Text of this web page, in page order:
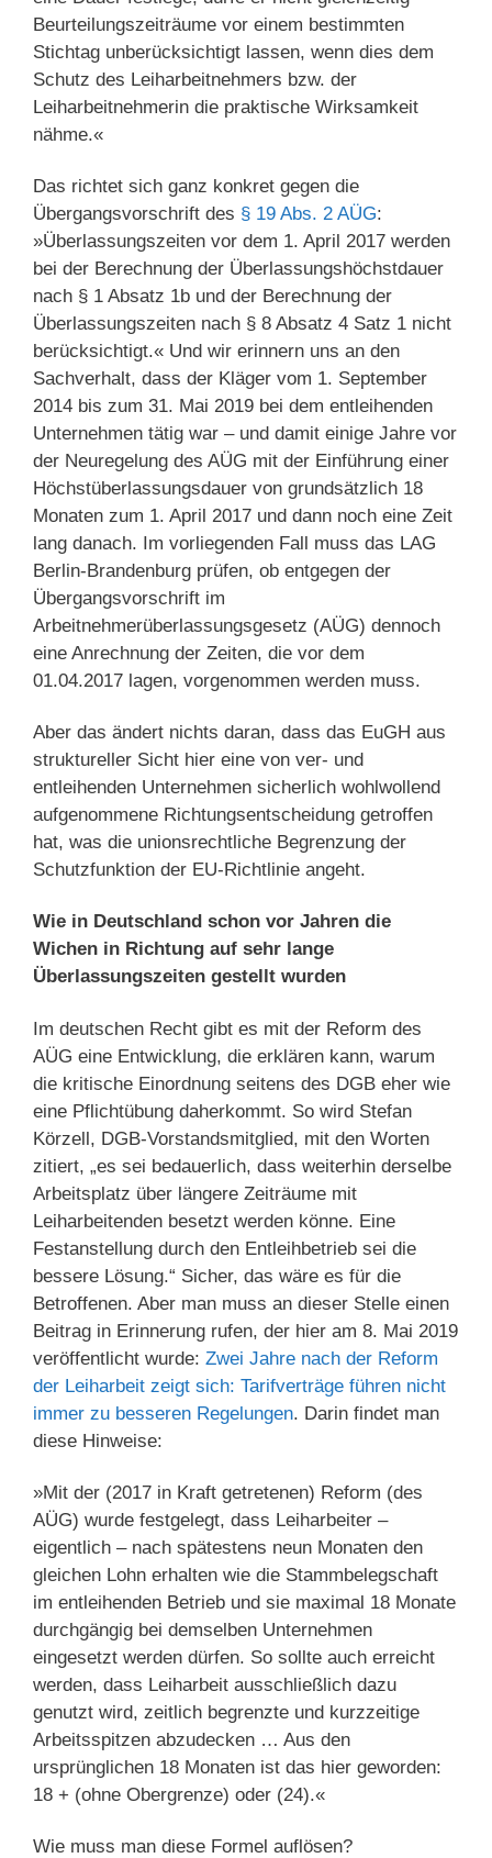
Beurteilungszeiträume vor einem bestimmten
Stichtag unberücksichtigt lassen, wenn dies dem
Schutz des Leiharbeitnehmers bzw. der
Leiharbeitnehmerin die praktische Wirksamkeit
nähme.«
Das richtet sich ganz konkret gegen die
Übergangsvorschrift des § 19 Abs. 2 AÜG:
»Überlassungszeiten vor dem 1. April 2017 werden
bei der Berechnung der Überlassungshöchstdauer
nach § 1 Absatz 1b und der Berechnung der
Überlassungszeiten nach § 8 Absatz 4 Satz 1 nicht
berücksichtigt.« Und wir erinnern uns an den
Sachverhalt, dass der Kläger vom 1. September
2014 bis zum 31. Mai 2019 bei dem entleihenden
Unternehmen tätig war – und damit einige Jahre vor
der Neuregelung des AÜG mit der Einführung einer
Höchstüberlassungsdauer von grundsätzlich 18
Monaten zum 1. April 2017 und dann noch eine Zeit
lang danach. Im vorliegenden Fall muss das LAG
Berlin-Brandenburg prüfen, ob entgegen der
Übergangsvorschrift im
Arbeitnehmerüberlassungsgesetz (AÜG) dennoch
eine Anrechnung der Zeiten, die vor dem
01.04.2017 lagen, vorgenommen werden muss.
Aber das ändert nichts daran, dass das EuGH aus
struktureller Sicht hier eine von ver- und
entleihenden Unternehmen sicherlich wohlwollend
aufgenommene Richtungsentscheidung getroffen
hat, was die unionsrechtliche Begrenzung der
Schutzfunktion der EU-Richtlinie angeht.
Wie in Deutschland schon vor Jahren die
Wichen in Richtung auf sehr lange
Überlassungszeiten gestellt wurden
Im deutschen Recht gibt es mit der Reform des
AÜG eine Entwicklung, die erklären kann, warum
die kritische Einordnung seitens des DGB eher wie
eine Pflichtübung daherkommt. So wird Stefan
Körzell, DGB-Vorstandsmitglied, mit den Worten
zitiert, „es sei bedauerlich, dass weiterhin derselbe
Arbeitsplatz über längere Zeiträume mit
Leiharbeitenden besetzt werden könne. Eine
Festanstellung durch den Entleihbetrieb sei die
bessere Lösung.“ Sicher, das wäre es für die
Betroffenen. Aber man muss an dieser Stelle einen
Beitrag in Erinnerung rufen, der hier am 8. Mai 2019
veröffentlicht wurde: Zwei Jahre nach der Reform
der Leiharbeit zeigt sich: Tarifverträge führen nicht
immer zu besseren Regelungen. Darin findet man
diese Hinweise:
»Mit der (2017 in Kraft getretenen) Reform (des
AÜG) wurde festgelegt, dass Leiharbeiter –
eigentlich – nach spätestens neun Monaten den
gleichen Lohn erhalten wie die Stammbelegschaft
im entleihenden Betrieb und sie maximal 18 Monate
durchgängig bei demselben Unternehmen
eingesetzt werden dürfen. So sollte auch erreicht
werden, dass Leiharbeit ausschließlich dazu
genutzt wird, zeitlich begrenzte und kurzzeitige
Arbeitsspitzen abzudecken … Aus den
ursprünglichen 18 Monaten ist das hier geworden:
18 + (ohne Obergrenze) oder (24).«
Wie muss man diese Formel auflösen?